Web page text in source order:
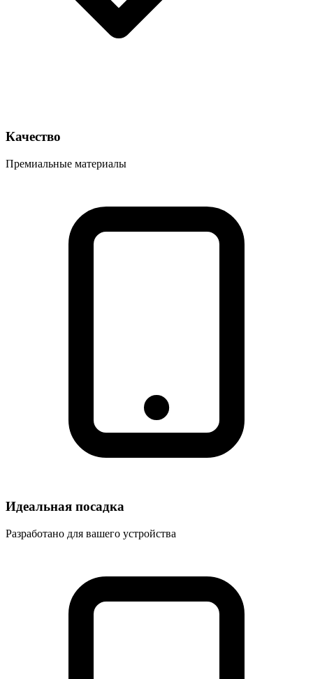
Качество
Премиальные материалы
Идеальная посадка
Разработано для вашего устройства